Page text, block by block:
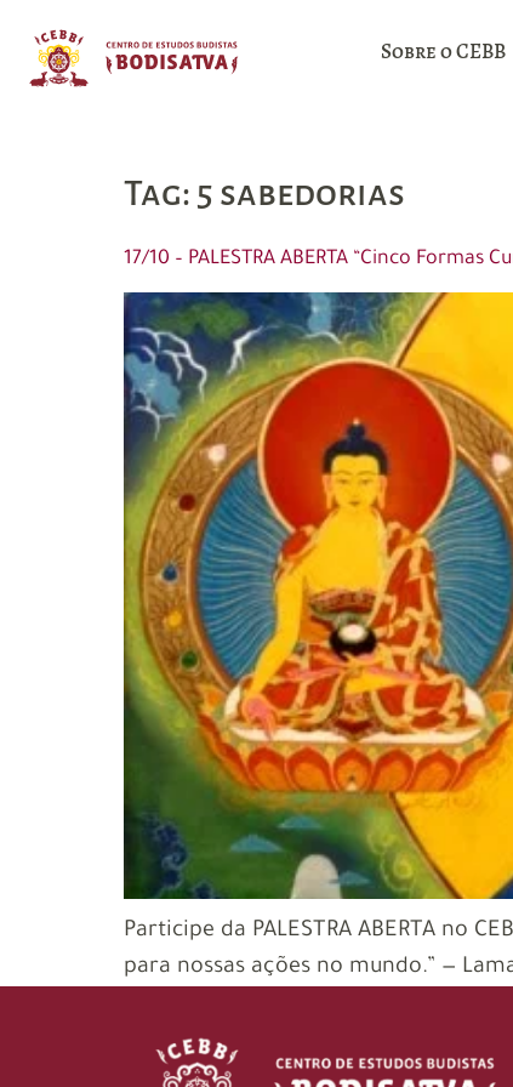
Sobre o CEBB
Tag: 5 sabedorias
17/10 – PALESTRA ABERTA “Cinco
Participe da PALESTRA ABERTA no
para nossas ações no mundo.” —